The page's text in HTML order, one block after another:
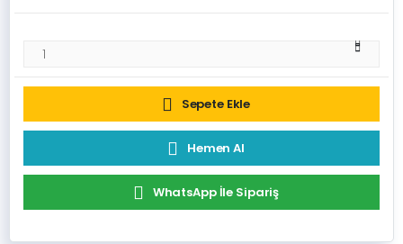
Sepete Ekle
Hemen Al
WhatsApp İle Sipariş